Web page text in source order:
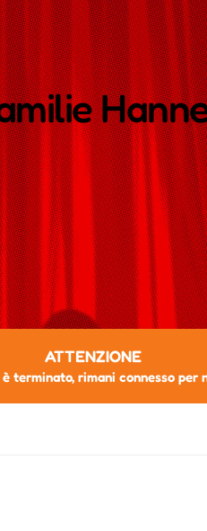
ATTENZIONE
terminato, rimani connesso per